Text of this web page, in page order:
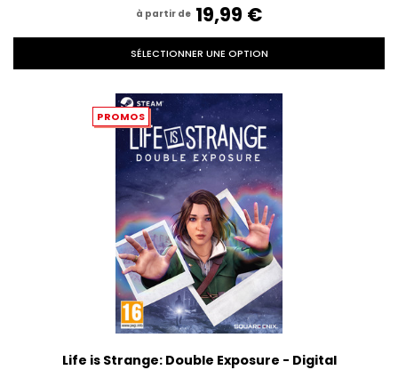
à partir de 19,99‎ ‎€
SÉLECTIONNER UNE OPTION
PROMOS
Life is Strange: Double Exposure - Digital